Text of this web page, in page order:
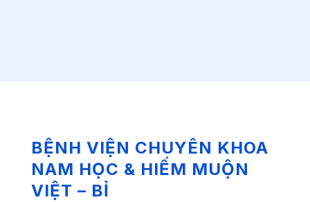
BỆNH VIỆN CHUYÊN KHOA
NAM HỌC & HIẾM MUỘN
VIỆT – BỈ